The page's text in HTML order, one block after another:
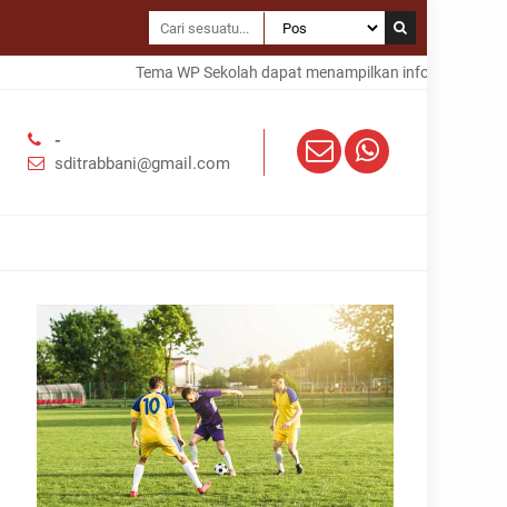
Tema WP Sekolah dapat menampilkan informasi dalam
-
sditrabbani@gmail.com